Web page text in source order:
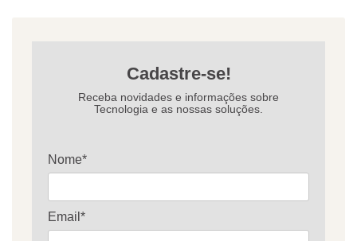
Cadastre-se!
Receba novidades e informações sobre
Tecnologia e as nossas soluções.
Nome*
Email*